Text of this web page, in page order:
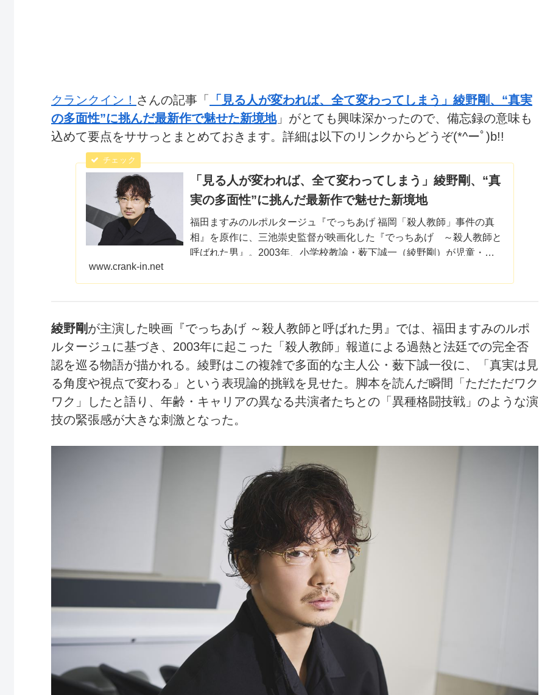
クランクイン！ さんの記事「
「見る人が変われば、全て変わってしまう」綾野剛、“真実
の多面性”に挑んだ最新作で魅せた新境地」がとても興味深かったので、備忘録の意味も
込めて要点をササっとまとめておきます。詳細は以下のリンクからどうぞ(*^ーﾟ)b!!
「見る人が変われば、全て変わってしまう」綾野剛、“真
実の多面性”に挑んだ最新作で魅せた新境地
福田ますみのルポルタージュ『でっちあげ 福岡「殺人教師」事件の真
相』を原作に、三池崇史監督が映画化した『でっちあげ ～殺人教師と
呼ばれた男』。2003年、小学校教諭・薮下誠一（綾野剛）が児童・氷
www.crank-in.net
綾野剛が主演した映画『でっちあげ ～殺人教師と呼ばれた男』では、福田ますみのルポ
ルタージュに基づき、2003年に起こった「殺人教師」報道による過熱と法廷での完全否
認を巡る物語が描かれる。綾野はこの複雑で多面的な主人公・薮下誠一役に、「真実は見
る角度や視点で変わる」という表現論的挑戦を見せた。脚本を読んだ瞬間「ただただワク
ワク」したと語り、年齢・キャリアの異なる共演者たちとの「異種格闘技戦」のような演
技の緊張感が大きな刺激となった。